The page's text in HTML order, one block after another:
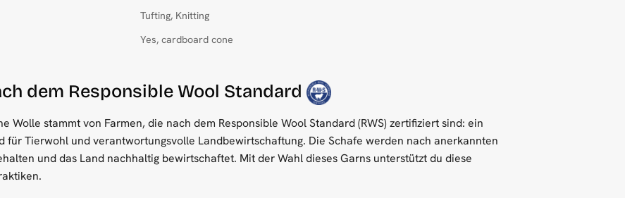
Tufting, Knitting
Yes, cardboard cone
dem Responsible Wool Standard
Wolle stammt von Farmen, die nach dem Responsible Wool Standard (RWS) zertifiziert sind: ein
für Tierwohl und verantwortungsvolle Landbewirtschaftung. Die Schafe werden nach anerkannten
und das Land nachhaltig bewirtschaftet. Mit der Wahl dieses Garns unterstützt du diese